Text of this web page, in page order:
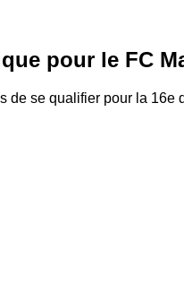
pour le FC
de se qualifier pour la